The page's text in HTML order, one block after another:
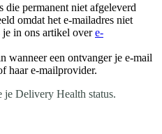
die permanent niet afgeleverd
omdat het e-mailadres niet
je in ons artikel overe-
wanneer een ontvanger je e-mail
haar e-mailprovider.
je Delivery Health status.